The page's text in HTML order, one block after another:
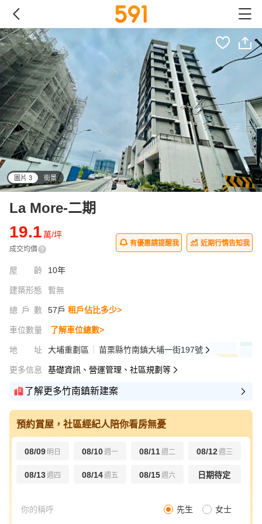
圖片 3 街景
La More-二期
19.1萬/坪
成交均價
有優惠請提醒我 近期行情告知我
屋齡 10年
建築形態 暫無
總戶數 57戶 租戶佔比多少>
車位數量 了解車位總數>
地址 大埔重劃區 苗栗縣竹南鎮大埔一街197號
更多信息 基礎資訊、營運管理、社區規劃等
了解更多竹南鎮新建案
預約賞屋，社區經紀人陪你看房無憂
08/09 明日 08/10週一 08/11週二 08/12週三
08/13週四 08/14週五 08/15週六 日期待定
先生 女士